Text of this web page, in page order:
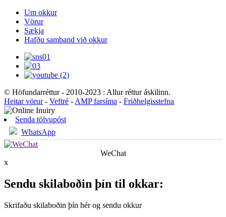
Um okkur
Vörur
Sækja
Hafðu samband við okkur
© Höfundarréttur - 2010-2023 : Allur réttur áskilinn.
Heitar vörur- Veftré - AMP farsíma - Friðhelgisstefna
Senda tölvupóst
WhatsApp
WeChat
x
Sendu skilaboðin þín til okkar:
Skrifaðu skilaboðin þín hér og sendu okkur